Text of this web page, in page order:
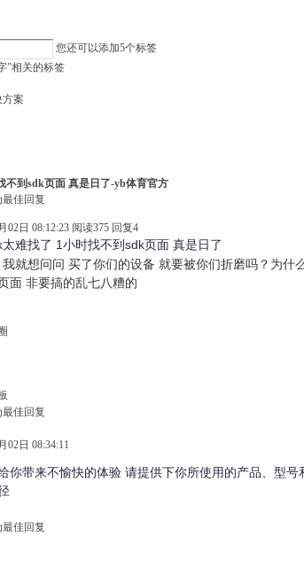
您还可以添加5个标签
”相关的标签
案
不到sdk页面 真是日了-yb体育官方
佳回复
02日 08:12:23 阅读375 回复4
难找了 1小时找不到sdk页面 真是日了
就想问问 买了你们的设备 就要被你们折磨吗？为什
面 非要搞的乱七八糟的
佳回复
02日 08:34:11
你带来不愉快的体验 请提供下你所使用的产品、型号
佳回复